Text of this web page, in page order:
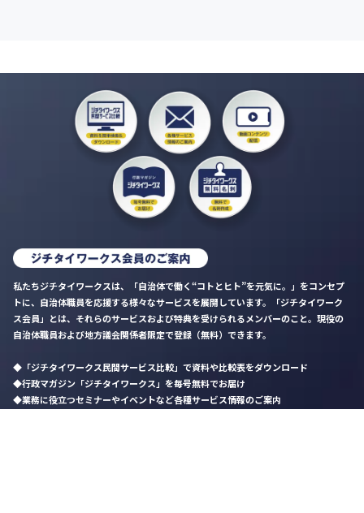
私たちジチタイワークスは、「自治体で働く“コトとヒト”を元気に。」をコンセプ
トに、自治体職員を応援する様々なサービスを展開しています。「ジチタイワーク
ス会員」とは、それらのサービスおよび特典を受けられるメンバーのこと。現役の
自治体職員および地方議会関係者限定で登録（無料）できます。
「ジチタイワークス民間サービス比較」で資料や比較表をダウンロード
行政マガジン「ジチタイワークス」を毎号無料でお届け
業務に役立つセミナーやイベントなど各種サービス情報のご案内